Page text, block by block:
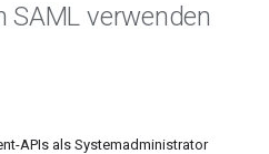
SAML verwenden
APIs als Systemadministrator